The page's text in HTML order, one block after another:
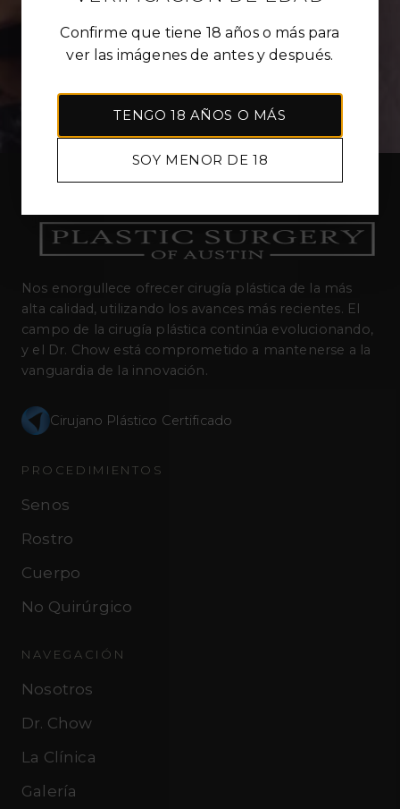
Nos enorgullece ofrecer cirugía plástica de la más
alta calidad, utilizando los avances más recientes. El
campo de la cirugía plástica continúa evolucionando,
y el Dr. Chow está comprometido a mantenerse a la
vanguardia de la innovación.
Cirujano Plástico Certificado
PROCEDIMIENTOS
Senos
Rostro
Cuerpo
No Quirúrgico
NAVEGACIÓN
Nosotros
Dr. Chow
La Clínica
Galería
Confirme que tiene 18 años o más para
ver las imágenes de antes y después.
TENGO 18 AÑOS O MÁS
SOY MENOR DE 18